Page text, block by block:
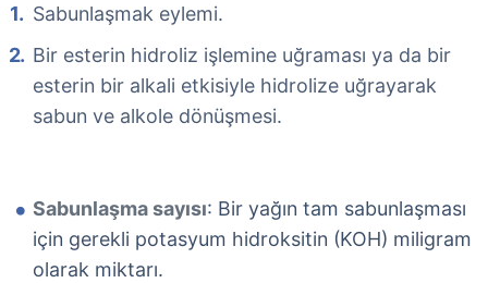
Sabunlaşmak eylemi.
Bir esterin hidroliz işlemine uğraması ya da bir
esterin bir alkali etkisiyle hidrolize uğrayarak
sabun ve alkole dönüşmesi.
Sabunlaşma sayısı: Bir yağın tam sabunlaşması
için gerekli potasyum hidroksitin (KOH) miligram
olarak miktarı.